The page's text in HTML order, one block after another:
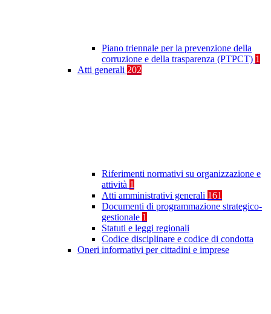
Piano triennale per la prevenzione della
corruzione e della trasparenza (PTPCT) 1
Atti generali 202
Riferimenti normativi su organizzazione e
attività 1
Atti amministrativi generali 161
Documenti di programmazione strategico-
gestionale 1
Statuti e leggi regionali
Codice disciplinare e codice di condotta
Oneri informativi per cittadini e imprese